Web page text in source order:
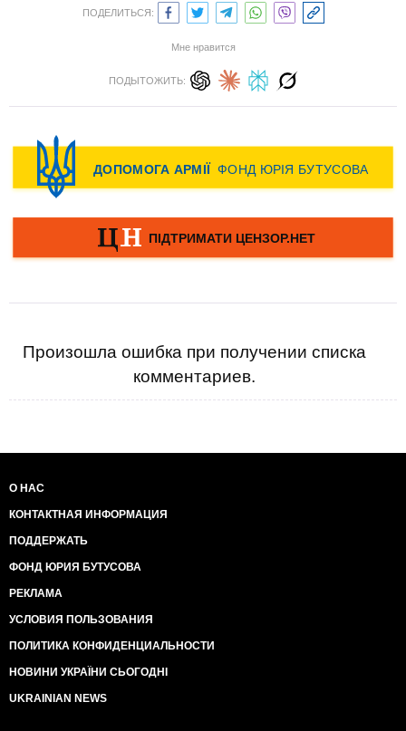
ПОДЕЛИТЬСЯ:
Мне нравится
ПОДЫТОЖИТЬ:
Произошла ошибка при получении списка
комментариев.
О НАС
КОНТАКТНАЯ ИНФОРМАЦИЯ
ПОДДЕРЖАТЬ
ФОНД ЮРИЯ БУТУСОВА
РЕКЛАМА
УСЛОВИЯ ПОЛЬЗОВАНИЯ
ПОЛИТИКА КОНФИДЕНЦИАЛЬНОСТИ
НОВИНИ УКРАЇНИ СЬОГОДНІ
UKRAINIAN NEWS